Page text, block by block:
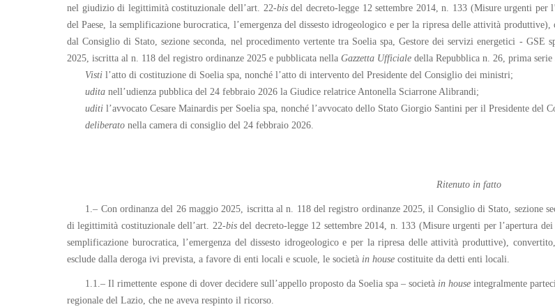
nel giudizio di legittimità costituzionale dell’art. 22-bisdel decreto-legge 12 settembre 2014, n. 133 (Misure urgenti per
del Paese, la semplificazione burocratica, l’emergenza del dissesto idrogeologico e per la ripresa delle attività
dal Consiglio di Stato, sezione seconda, nel procedimento vertente tra Soelia spa, Gestore dei servizi energetici -
2025, iscritta al n. 118 del registro ordinanze 2025 e pubblicata nella Gazzetta Ufficiale della Repubblica n. 26, prima serie
Vistil’atto di costituzione di Soelia spa, nonché l’atto di intervento del Presidente del Consiglio dei ministri;
udita nell’udienza pubblica del 24 febbraio 2026 la Giudice relatrice Antonella Sciarrone Alibrandi;
uditi l’avvocato Cesare Mainardis per Soelia spa, nonché l’avvocato dello Stato Giorgio Santini per il Presidente del
deliberatonella camera di consiglio del 24 febbraio 2026.
Ritenuto in fatto
1.– Con ordinanza del 26 maggio 2025, iscritta al n. 118 del registro ordinanze 2025, il Consiglio di Stato, sezione
di legittimità costituzionale dell’art. 22-bisdel decreto-legge 12 settembre 2014, n. 133 (Misure urgenti per l’apertura
semplificazione burocratica, l’emergenza del dissesto idrogeologico e per la ripresa delle attività produttive),
esclude dalla deroga ivi prevista, a favore di enti locali e scuole, le società in house costituite da detti enti locali.
1.1.– Il rimettente espone di dover decidere sull’appello proposto da Soelia spa – società in houseintegralmente
regionale del Lazio, che ne aveva respinto il ricorso.